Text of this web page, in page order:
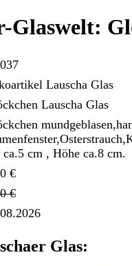
Glaswelt:
Lauscha Glas
Lauscha Glas
ca.5 cm , Höhe ca.8 cm.
€
€
Glas: